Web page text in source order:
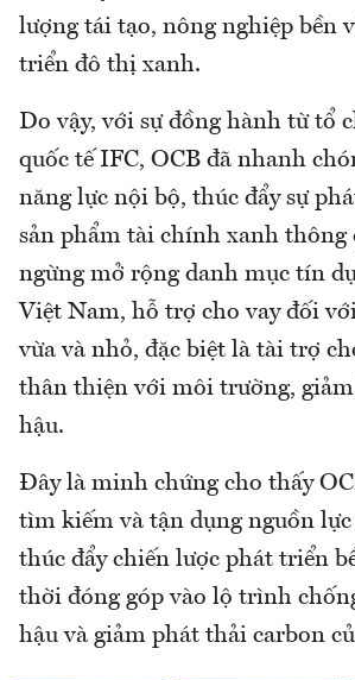
lượng tái tạo, nông nghiệp bền
triển đô thị xanh.
Do vậy, với sự đồng hành từ tổ
quốc tế IFC, OCB đã nhanh
năng lực nội bộ, thúc đẩy sự
sản phẩm tài chính xanh thông
ngừng mở rộng danh mục tín
Việt Nam, hỗ trợ cho vay đối
vừa và nhỏ, đặc biệt là tài trợ
thân thiện với môi trường,
hậu.
Đây là minh chứng cho thấy
tìm kiếm và tận dụng nguồn lực
thúc đẩy chiến lược phát triển
thời đóng góp vào lộ trình
hậu và giảm phát thải carbon